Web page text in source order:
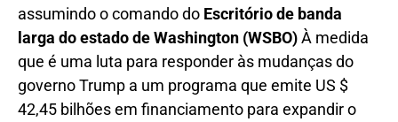
assumindo o comando do Escritório de banda
larga do estado de Washington (WSBO)À medida
que é uma luta para responder às mudanças do
governo Trump a um programa que emite US $
42,45 bilhões em financiamento para expandir o